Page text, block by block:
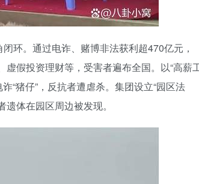
环。通过电诈、赌博非法获利超470亿元，
假投资理财等，受害者遍布全国。以“高薪
“猪仔”，反抗者遭虐杀。集团设立“园区法
体在园区周边被发现。